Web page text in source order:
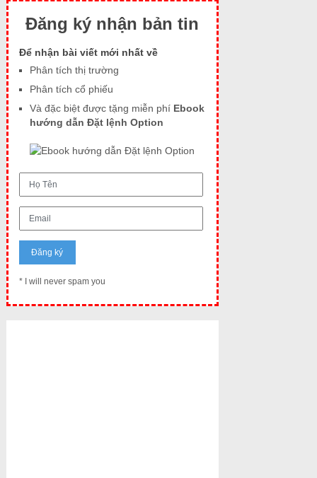
Đăng ký nhận bản tin
Để nhận bài viết mới nhất về
Phân tích thị trường
Phân tích cổ phiếu
Và đặc biệt được tặng miễn phí Ebook
hướng dẫn Đặt lệnh Option
* I will never spam you